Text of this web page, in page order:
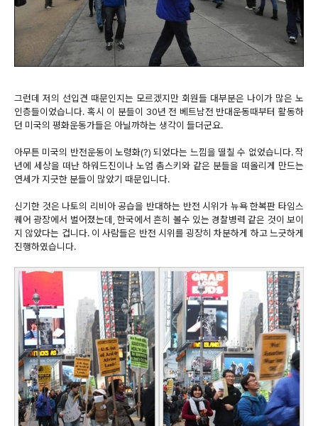
그런데 저의 선입견 때문인지는 모르겠지만 회원들 대부분은 나이가 많은 노
인층들이었습니다. 혹시 이 분들이 30년 전 베트남전 반대운동때부터 활동하
던 미국의 평화운동가들은 아닐까하는 생각이 들더군요.
아무튼 미국의 반전운동이 노령화(?) 되었다는 느낌을 떨칠 수 없었습니다.작
년에 세상을 떠난 하워드진이나 노엄 촘스키와 같은 분들을 떠올리게 만드는
연세가 지긋한 분들이 많았기 때문입니다.
신기한 것은 나토의 리비아 공습을 반대하는 반전 시위가 뉴욕 한복판 타임스
퀘어 광장에서 벌어졌는데, 한국에서 흔히 볼수 있는 경찰병력 같은 것이 보이
지 않았다는 겁니다. 이 사람들은 반전 시위를 굉장히 차분하게 하고 느긋하게
진행하였습니다.